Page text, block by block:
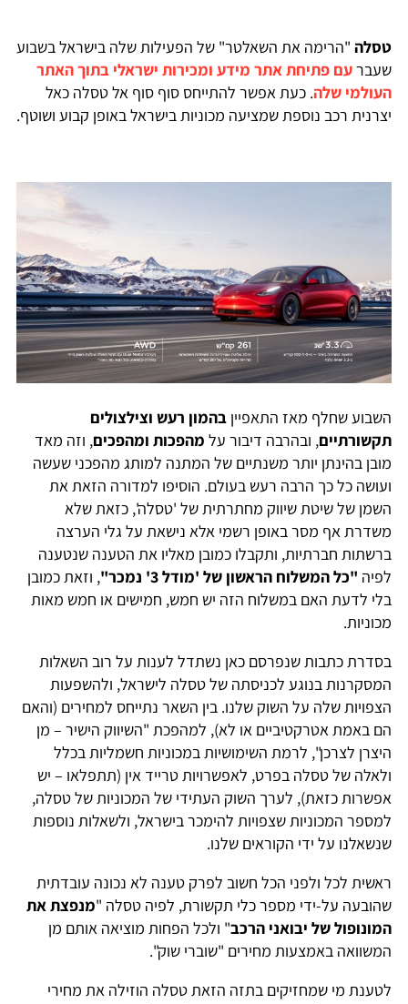
טסלה "הרימה את השאלטר" של הפעילות שלה בישראל בשבוע
שעברעם פתיחת אתר מידע ומכירות ישראלי בתוך האתר
העולמי שלה. כעת אפשר להתייחס סוף סוף אל טסלה כאל
יצרנית רכב נוספת שמציעה מכוניות בישראל באופן קבוע ושוטף.
השבוע שחלף מאז התאפיין בהמון רעש וצילצולים
תקשורתיים, ובהרבה דיבור על מהפכות ומהפכים, וזה מאד
מובן בהינתן יותר משנתיים של המתנה למותג מהפכני שעשה
ועושה כל כך הרבה רעש בעולם. הוסיפו למדורה הזאת את
השמן של שיטת שיווק מחתרתית של 'טסלה', כזאת שלא
משדרת אף מסר באופן רשמי אלא נישאת על גלי הערצה
ברשתות חברתיות, ותקבלו כמובן מאליו את הטענה שנטענה
לפיה "כל המשלוח הראשון של 'מודל 3' נמכר"
, וזאת כמובן
בלי לדעת האם במשלוח הזה יש חמש, חמישים או חמש מאות
מכוניות.
בסדרת כתבות שנפרסם כאן נשתדל לענות על רוב השאלות
המסקרנות בנוגע לכניסתה של טסלה לישראל, ולהשפעות
הצפויות שלה על השוק שלנו. בין השאר נתייחס למחירים (והאם
הם באמת אטרקטיביים או לא), למהפכת "השיווק הישיר – מן
היצרן לצרכן", לרמת השימושיות במכוניות חשמליות בכלל
ולאלה של טסלה בפרט, לאפשרויות טרייד אין (תתפלאו – יש
אפשרות כזאת), לערך השוק העתידי של המכוניות של טסלה,
למספר המכוניות שצפויות להימכר בישראל, ולשאלות נוספות
שנשאלנו על ידי הקוראים שלנו.
ראשית לכל ולפני הכל חשוב לפרק טענה לא נכונה עובדתית
שהובעה על-ידי מספר כלי תקשורת, לפיה טסלה "מנפצת את
המונופול של יבואני הרכב" ולכל הפחות מוציאה אותם מן
המשוואה באמצעות מחירים "שוברי שוק".
לטענת מי שמחזיקים בתזה הזאת טסלה הוזילה את מחירי